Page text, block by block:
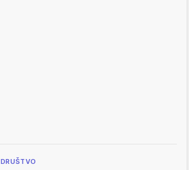
DRUŠTVO